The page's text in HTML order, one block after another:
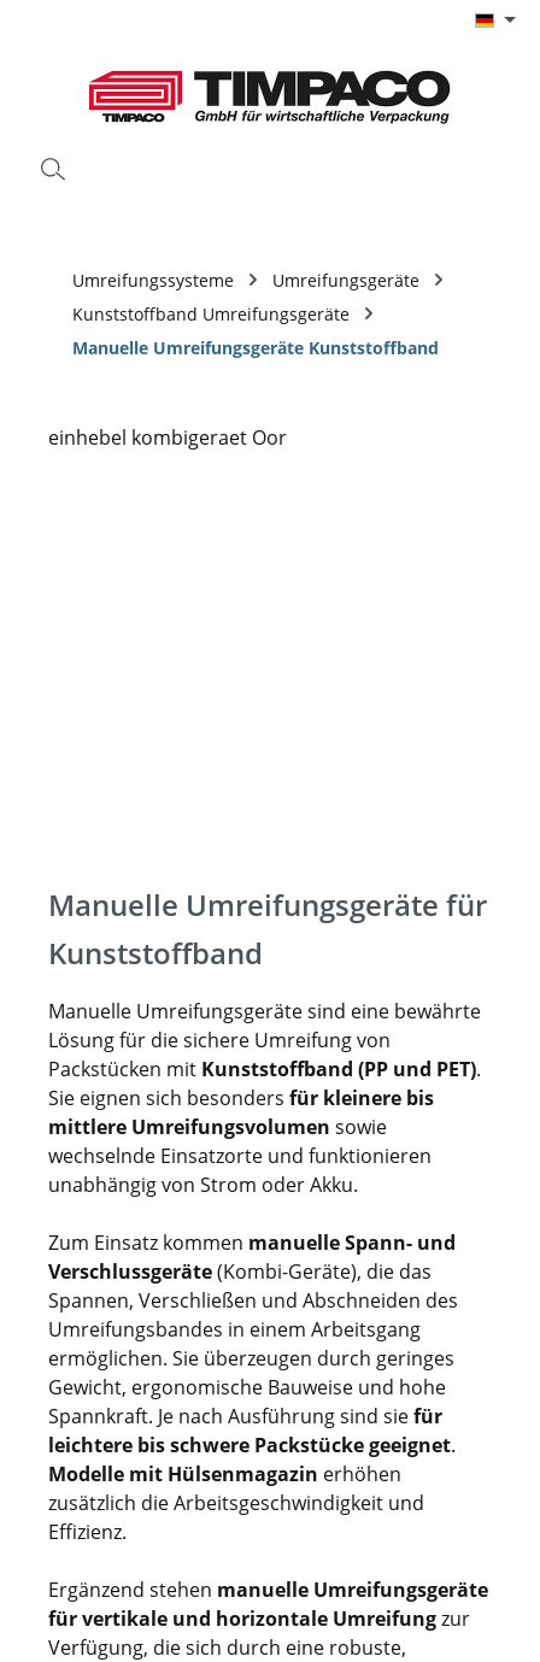
Umreifungssysteme
Umreifungsgeräte
Kunststoffband Umreifungsgeräte
Manuelle Umreifungsgeräte Kunststoffband
Manuelle Umreifungsgeräte für
Kunststoffband
Manuelle Umreifungsgeräte sind eine bewährte
Lösung für die sichere Umreifung von
Packstücken mit Kunststoffband (PP und PET).
Sie eignen sich besonders für kleinere bis
mittlere Umreifungsvolumen sowie
wechselnde Einsatzorte und funktionieren
unabhängig von Strom oder Akku.
Zum Einsatz kommen manuelle Spann- und
Verschlussgeräte(Kombi-Geräte), die das
Spannen, Verschließen und Abschneiden des
Umreifungsbandes in einem Arbeitsgang
ermöglichen. Sie überzeugen durch geringes
Gewicht, ergonomische Bauweise und hohe
Spannkraft. Je nach Ausführung sind siefür
leichtere bis schwere Packstücke geeignet.
Modelle mit Hülsenmagazin erhöhen
zusätzlich die Arbeitsgeschwindigkeit und
Effizienz.
Ergänzend stehen manuelle Umreifungsgeräte
für vertikale und horizontale Umreifungzur
Verfügung, die sich durch eine robuste,